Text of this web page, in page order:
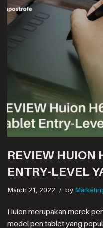
REVIEW HUION
ENTRY-LEVEL
March 21, 2022 by
Huion merupakan merek
model pen tablet yang